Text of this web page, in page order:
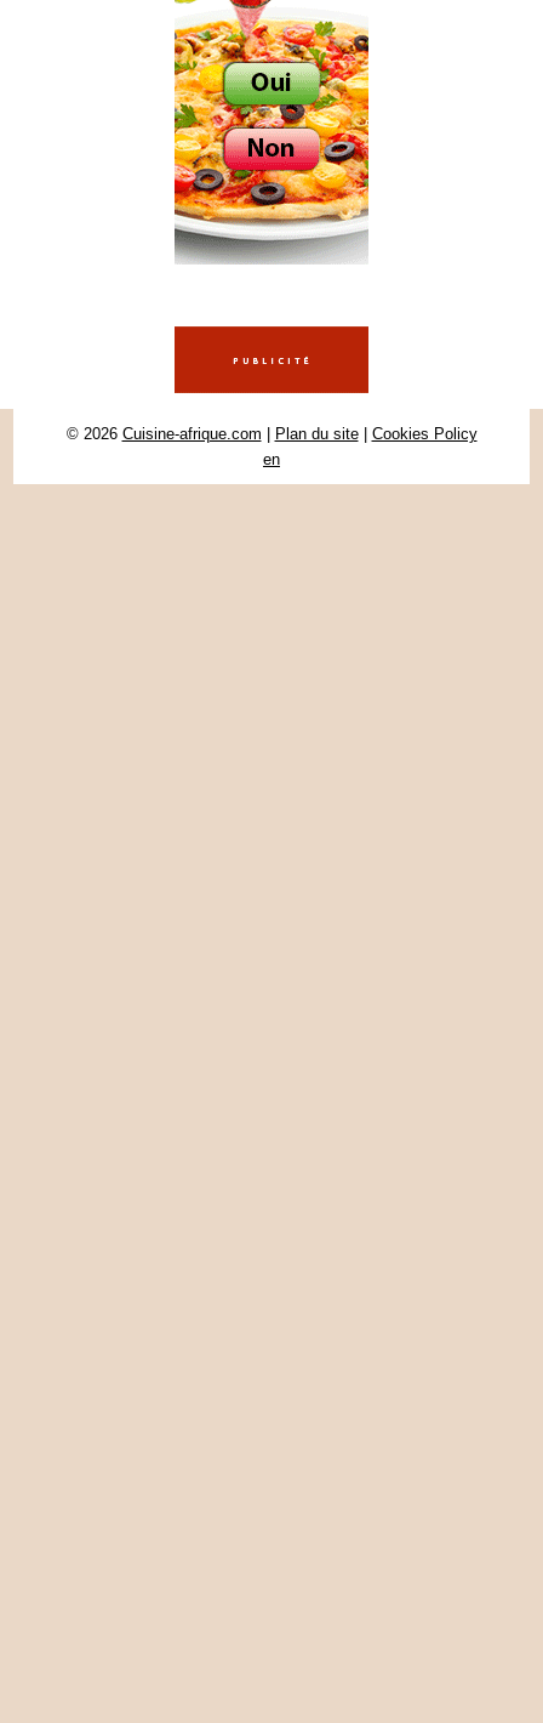
© 2026 Cuisine-afrique.com Plan du site| Cookies Policy
en